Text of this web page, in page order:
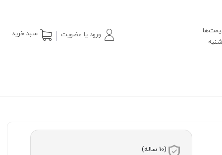
ورود یا عضویت سبد خرید
(10 ساله)